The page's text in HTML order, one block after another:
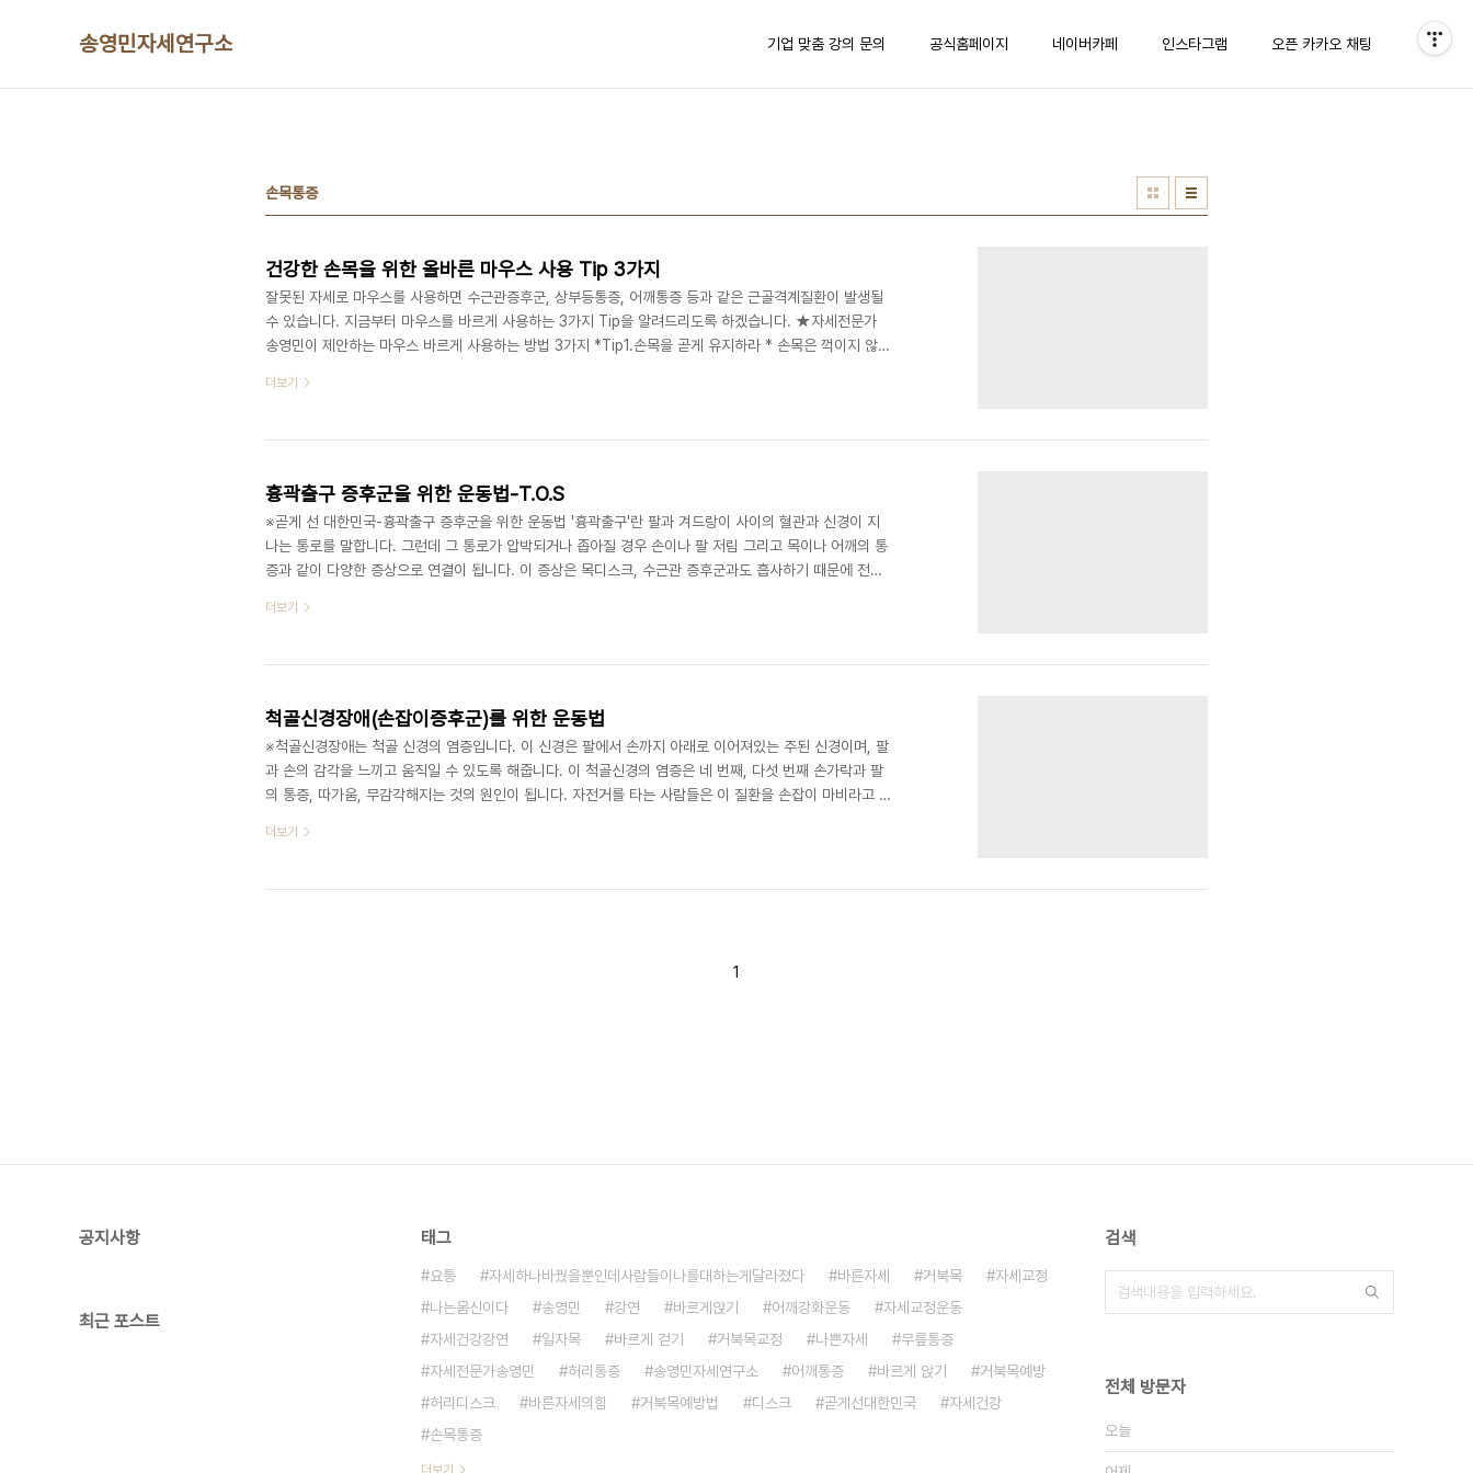
송영민자세연구소 기업 맞춤 강의 문의 공식홈페이지 네이버카페 인스타그램 오픈 카카오 채팅
손목통증
건강한 손목을 위한 올바른 마우스 사용 Tip 3가지
잘못된 자세로 마우스를 사용하면 수근관증후군, 상부등통증, 어깨통증 등과 같은 근골격계질환이 발생될
수 있습니다. 지금부터 마우스를 바르게 사용하는 3가지 Tip을 알려드리도록 하겠습니다. ★자세전문가
송영민이 제안하는 마우스 바르게 사용하는 방법 3가지 *Tip1.손목을 곧게 유지하라 * 손목은 꺽이지 않게
긴 조직)과 신경들이 지납니다. 손목을 꺽어서 사용하면 이것들이 지나가는 통로에 염증이 생겨 수근관증후
련 포스팅] *Tip2.팔꿈치는 몸통과 가깝게 * 마우스를 내 몸과 너무 멀어진 상태에서 사용하게..
더보기
흉곽출구 증후군을 위한 운동법-T.O.S
※곧게 선 대한민국-흉곽출구 증후군을 위한 운동법 '흉곽출구'란 팔과 겨드랑이 사이의 혈관과 신경이 지
나는 통로를 말합니다. 그런데 그 통로가 압박되거나 좁아질 경우 손이나 팔 저림 그리고 목이나 어깨의 통
증과 같이 다양한 증상으로 연결이 됩니다. 이 증상은 목디스크, 수근관 증후군과도 흡사하기 때문에 전문
에 대해서 익혀보시기 바랍니다. ※자료를 실행할 수 없는 분들은 http://get.adobe.com/kr/reader/
더보기
척골신경장애(손잡이증후군)를 위한 운동법
※척골신경장애는 척골 신경의 염증입니다. 이 신경은 팔에서 손까지 아래로 이어져있는 주된 신경이며, 팔
과 손의 감각을 느끼고 움직일 수 있도록 해줍니다. 이 척골신경의 염증은 네 번째, 다섯 번째 손가락과 팔
의 통증, 따가움, 무감각해지는 것의 원인이 됩니다. 자전거를 타는 사람들은 이 질환을 손잡이 마비라고 부
보고 손목 운동을 해주세요. ※박스 안의 글씨를 클릭하시면 파일을 다운받으실 수 있습니다. ※자료를 실행
바랍니다. 곧게 선 대한민국 운동법 시리즈는 여러분들의 요청으..
더보기
1
공지사항
최근 포스트
태그
요통 자세하나바꿨을뿐인데사람들이나를대하는게달라졌다 바른자세 거북목
자세교정
나는몸신이다
송영민 강연 바르게앉기 어깨강화운동
자세교정운동
자세건강강연
일자목 바르게 걷기 거북목교정 나쁜자세
무릎통증
자세전문가송영민
허리통증 송영민자세연구소 어깨통증 바르게 앉기
거북목예방
허리디스크
바른자세의힘 거북목예방법 디스크 곧게선대한민국
자세건강
손목통증
더보기
검색
전체 방문자
오늘